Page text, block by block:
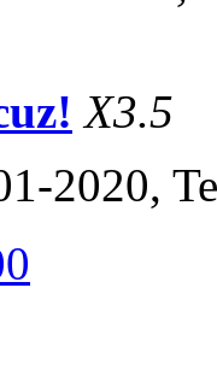
X3.5
2020,